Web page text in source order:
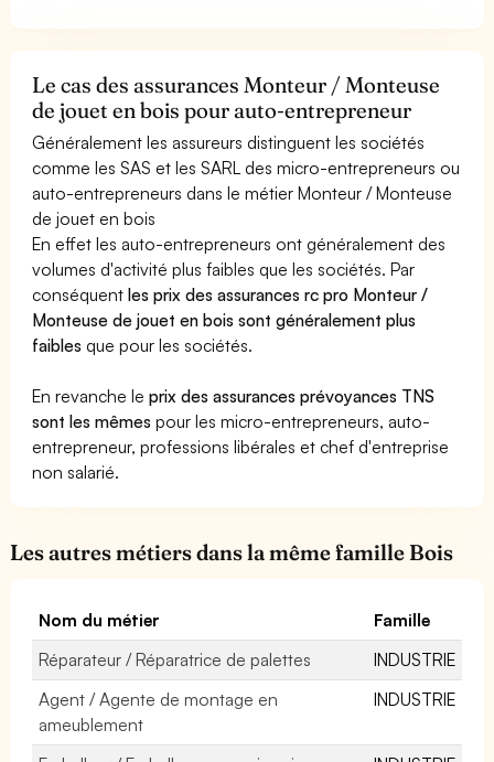
Le cas des assurances Monteur / Monteuse
de jouet en bois pour auto-entrepreneur
Généralement les assureurs distinguent les sociétés
comme les SAS et les SARL des micro-entrepreneurs ou
auto-entrepreneurs dans le métier Monteur / Monteuse
de jouet en bois
En effet les auto-entrepreneurs ont généralement des
volumes d'activité plus faibles que les sociétés. Par
conséquentles prix des assurances rc pro Monteur /
Monteuse de jouet en bois sont généralement plus
faibles que pour les sociétés.
En revanche leprix des assurances prévoyances TNS
sont les mêmes pour les micro-entrepreneurs, auto-
entrepreneur, professions libérales et chef d'entreprise
non salarié.
Les autres métiers dans la même famille Bois
Nom du métier
Famille
Réparateur / Réparatrice de palettes
INDUSTRIE
Agent / Agente de montage en
ameublement
INDUSTRIE